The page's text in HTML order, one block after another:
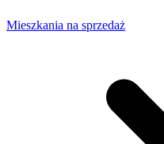
Mieszkania na sprzedaż